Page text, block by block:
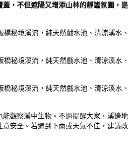
蓋，不但遮陽又增添山林的靜謐氛圍，是
觀察溪中生物。不過提醒大家，溪邊地
安全。若遇到下雨或天氣不佳，建議改